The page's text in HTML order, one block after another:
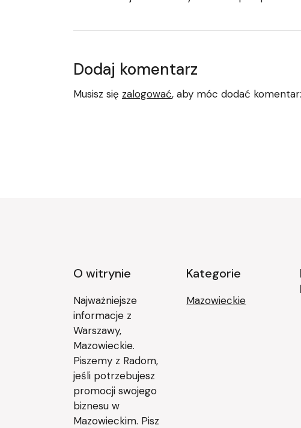
Dodaj komentarz
Musisz się zalogować, aby móc dodać
O witrynie
Najważniejsze
informacje z
Warszawy,
Mazowieckie.
Piszemy z Radom,
jeśli potrzebujesz
promocji swojego
biznesu w
Mazowieckim. Pisz
Kategorie
Mazowieckie